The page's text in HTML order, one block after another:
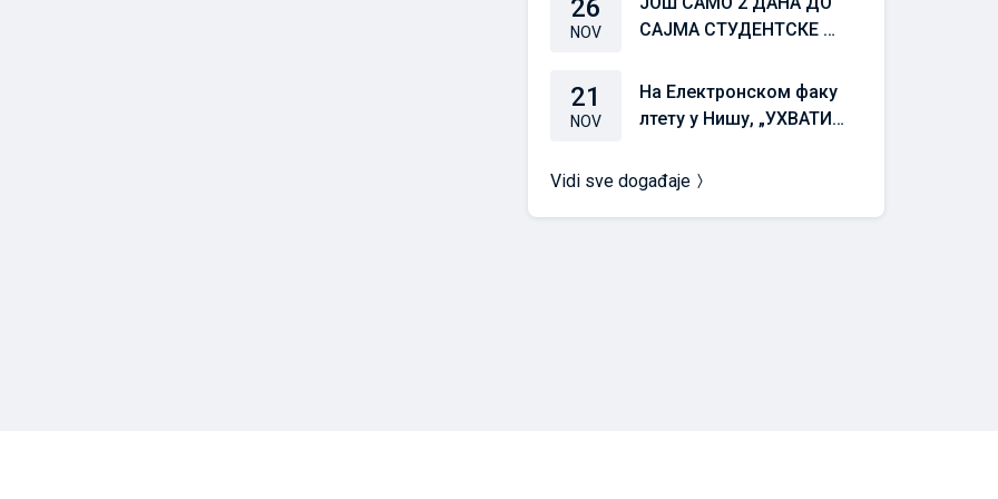
26
NOV
САЈМА СТУДЕНТСКЕ СТ
21
NOV
На Електронском факу
лтету у Нишу, „УХВАТИТ
у 10,00 часова
Vidi sve događaje